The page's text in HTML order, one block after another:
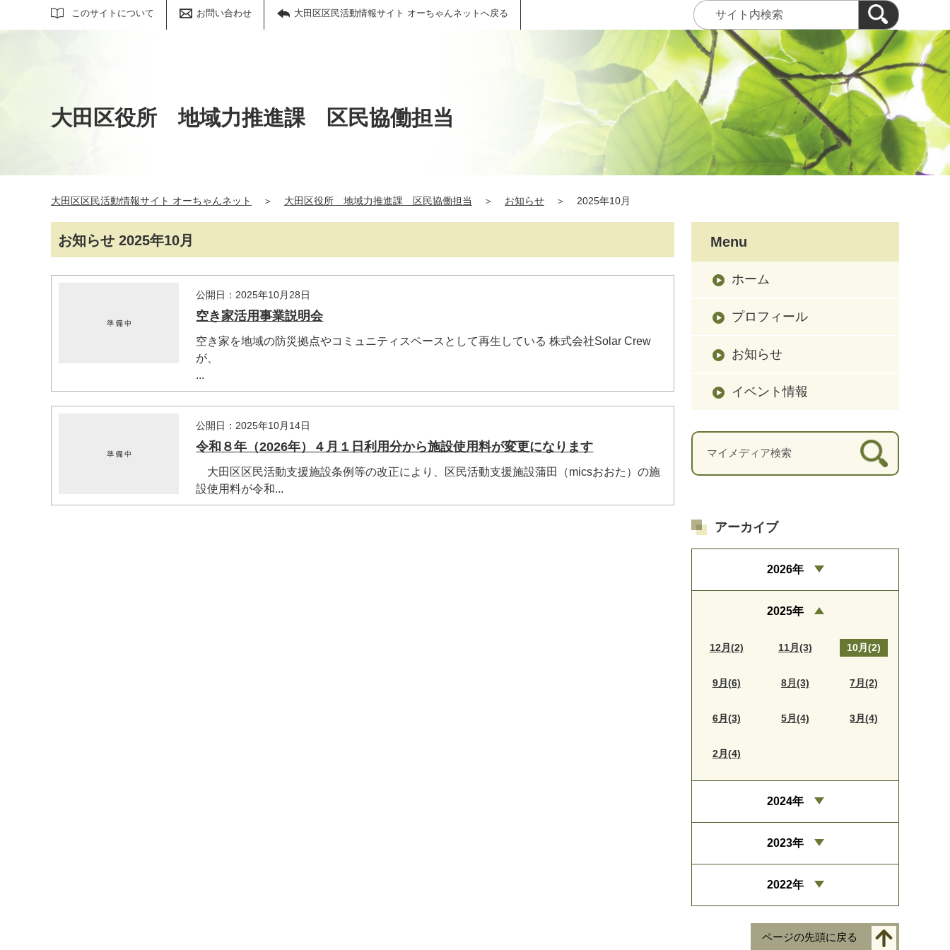
このサイトについて お問い合わせ 大田区区民活動情報サイト オーちゃんネットへ戻る
サイト内検索
大田区役所 地域力推進課 区民協働担当
大田区区民活動情報サイト オーちゃんネット ＞ 大田区役所 地域力推進課 区民協働担当 ＞ お知らせ ＞ 2025年10月
お知らせ 2025年10月
公開日：2025年10月28日
空き家活用事業説明会
空き家を地域の防災拠点やコミュニティスペースとして再生している 株式会社Solar Crew
が、
...
公開日：2025年10月14日
令和８年（2026年）４月１日利用分から施設使用料が変更になります
大田区区民活動支援施設条例等の改正により、区民活動支援施設蒲田（micsおおた）の施
設使用料が令和...
Menu
ホーム
プロフィール
お知らせ
イベント情報
アーカイブ
2026年
2025年
12月(2) 11月(3) 10月(2)
9月(6) 8月(3) 7月(2)
6月(3) 5月(4) 3月(4)
2月(4)
2024年
2023年
2022年
ページの先頭に戻る